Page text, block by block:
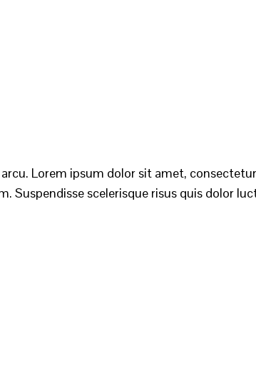
Lorem ipsum dolor sit amet,
scelerisque risus quis dolor